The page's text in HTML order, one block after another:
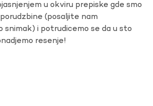
u okviru prepiske gde smo
(posaljite nam
i potrudicemo se da u sto
resenje!